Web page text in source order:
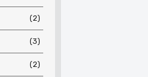
(2)
(3)
(2)